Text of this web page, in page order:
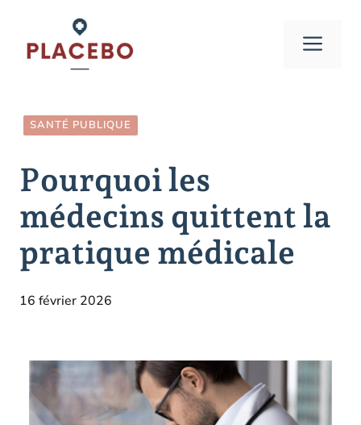
contenu
SANTÉ PUBLIQUE
Pourquoi les
médecins quittent la
pratique médicale
16 février 2026